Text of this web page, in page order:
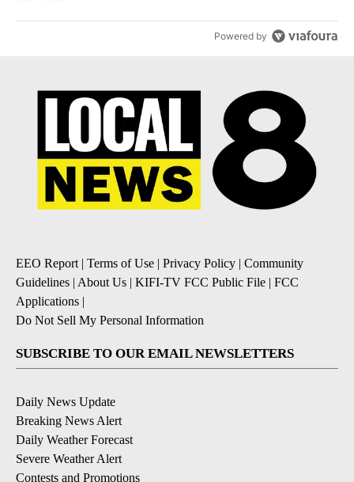
Powered by
EEO Report| Terms of Use | Privacy Policy | Community
Guidelines | About Us | KIFI-TV FCC Public File | FCC
Applications |
Do Not Sell My Personal Information
SUBSCRIBE TO OUR EMAIL NEWSLETTERS
Daily News Update
Breaking News Alert
Daily Weather Forecast
Severe Weather Alert
Contests and Promotions